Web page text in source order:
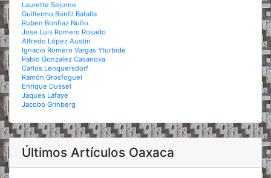
Laurette Sejurne
Guillermo Bonfil Batalla
Ruben Bonfiaz Nuño
Jose Luis Romero Rosado
Alfredo López Austin
Ignacio Romero Vargas Yturbide
Pablo Gonzalez Casanova
Carlos Lenquersdorf
Ramón Grosfoguel
Enrique Dussel
Jaques Lafaye
Jacobo Grinberg
Últimos Artículos Oaxaca